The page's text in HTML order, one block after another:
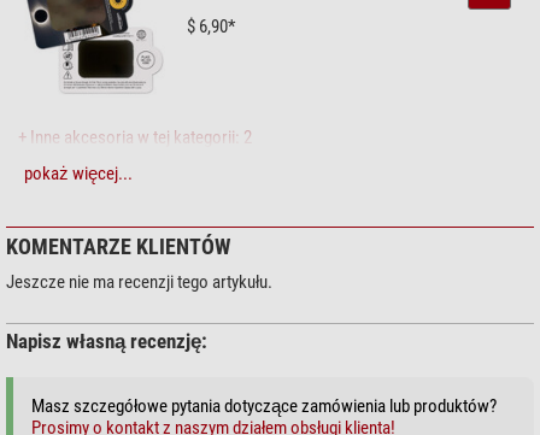
$ 6,90*
+ Inne akcesoria w tej kategorii: 2
Konserwacja > Środek czyszczący (4)
$ 1,90*
Konserwacja > Inne uwagi (2)
pokaż więcej...
KOMENTARZE KLIENTÓW
Jeszcze nie ma recenzji tego artykułu.
Napisz własną recenzję:
Masz szczegółowe pytania dotyczące zamówienia lub produktów?
Prosimy o kontakt z naszym działem obsługi klienta!